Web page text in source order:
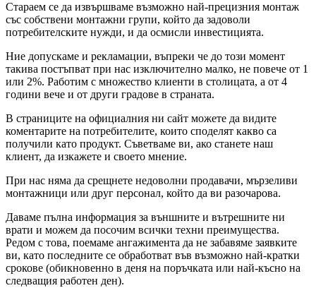
Стараем се да извършваме възможно най-прецизния монтаж
със собствени монтажни групи, който да задоволи
потребителските нужди, и да осмисли инвестицията.
Ние допускаме и рекламации, въпреки че до този момент
такива постъпват при нас изключително малко, не повече от 1
или 2%. Работим с множество клиенти в столицата, а от 4
години вече и от други градове в страната.
В страниците на официалния ни сайт можете да видите
коментарите на потребителите, които споделят какво са
получили като продукт. Съветваме ви, ако станете наш
клиент, да изкажете и своето мнение.
При нас няма да срещнете недоволни продавачи, мързеливи
монтажници или друг персонал, който да ви разочарова.
Даваме пълна информация за външните и вътрешните ни
врати и можем да посочим всички техни преимущества.
Редом с това, поемаме ангажимента да не забавяме заявките
ви, като последните се обработват във възможно най-кратки
срокове (обикновенно в деня на поръчката или най-късно на
следващия работен ден).